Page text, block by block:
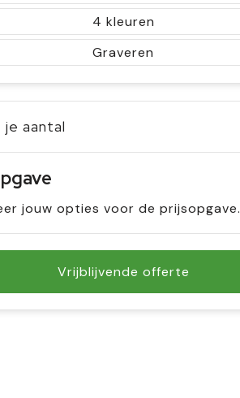
4
Graveren
je aantal
jouw opties voor de prijsopgave.
Vrijblijvende offerte